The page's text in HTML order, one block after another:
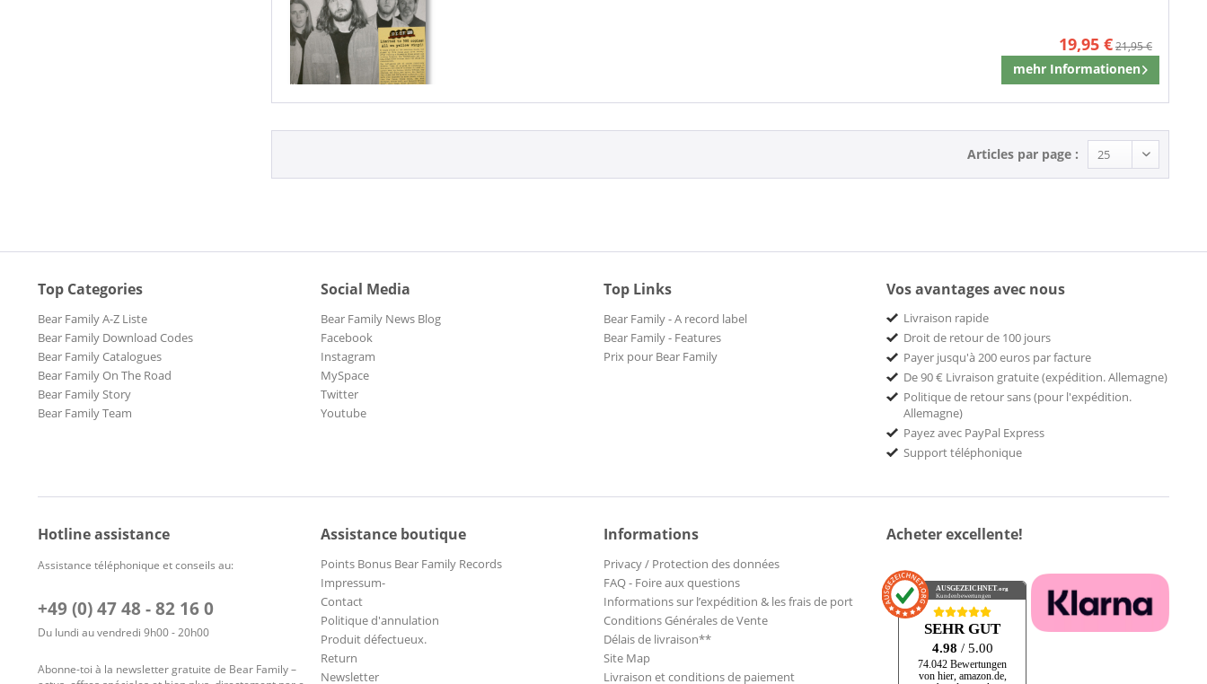
19,95 €21,95 €
mehr Informationen
Mémoriser
Articles par page :
Top Categories
Bear Family A-Z Liste
Bear Family Download Codes
Bear Family Catalogues
Bear Family On The Road
Bear Family Story
Bear Family Team
Social Media
Bear Family News Blog
Facebook
Instagram
MySpace
Twitter
Youtube
Top Links
Bear Family - A record label
Bear Family - Features
Prix pour Bear Family
Vos avantages avec nous
Livraison rapide
Droit de retour de 100 jours
Payer jusqu'à 200 euros par facture
De 90 € Livraison gratuite (expédition. Allemagne)
Politique de retour sans (pour l'expédition.
Allemagne)
Payez avec PayPal Express
Support téléphonique
Hotline assistance
Assistance téléphonique et conseils au:
+49 (0) 47 48 - 82 16 0
Du lundi au vendredi 9h00 - 20h00
Abonne-toi à la newsletter gratuite de Bear Family –
Assistance boutique
Points Bonus Bear Family Records
Impressum-
Contact
Politique d'annulation
Produit défectueux.
Return
Newsletter
Informations
Privacy / Protection des données
FAQ - Foire aux questions
Informations sur l’expédition & les frais de port
Conditions Générales de Vente
Délais de livraison**
Site Map
Livraison et conditions de paiement
Acheter excellente!
AUSGEZEICHNET.org
Kundenbewertungen
SEHR GUT
4.98 / 5.00
74.042 Bewertungen
von hier, amazon.de,